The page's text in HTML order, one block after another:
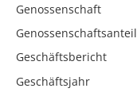
Genossenschaft
Genossenschaftsanteil
Geschäftsbericht
Geschäftsjahr